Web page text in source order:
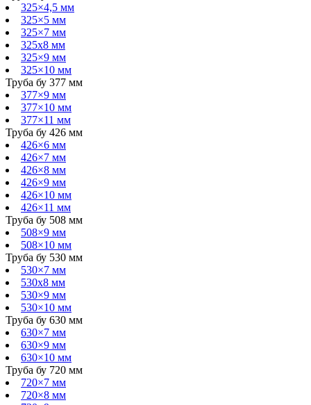
325×4,5 мм
325×5 мм
325×7 мм
325х8 мм
325×9 мм
325×10 мм
Труба бу 377 мм
377×9 мм
377×10 мм
377×11 мм
Труба бу 426 мм
426×6 мм
426×7 мм
426×8 мм
426×9 мм
426×10 мм
426×11 мм
Труба бу 508 мм
508×9 мм
508×10 мм
Труба бу 530 мм
530×7 мм
530х8 мм
530×9 мм
530×10 мм
Труба бу 630 мм
630×7 мм
630×9 мм
630×10 мм
Труба бу 720 мм
720×7 мм
720×8 мм